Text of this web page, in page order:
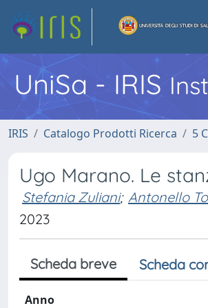
UniSa - IRIS
IRIS Catalogo Prodotti Ricerca 5
Ugo Marano. Le
Stefania Zuliani; Antonello
2023
Scheda breve Scheda
Anno